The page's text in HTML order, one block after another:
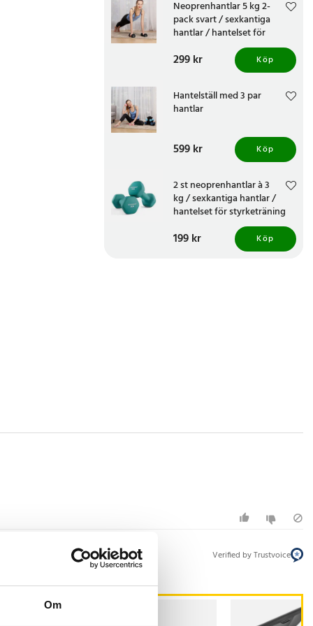
Om
Neoprenhantlar 5 kg 2-
pack svart / sexkantiga
hantlar / hantelset för
styrke- och hemmaträning
Pris:299 kr
299 kr Köp
Hantelställ med 3 par
hantlar
Pris:599 kr
599 kr Köp
2 st neoprenhantlar à 3
kg / sexkantiga hantlar /
hantelset för styrketräning
och hemmaträning
Pris :199 kr
199 kr Köp
Verified by Trustvoice